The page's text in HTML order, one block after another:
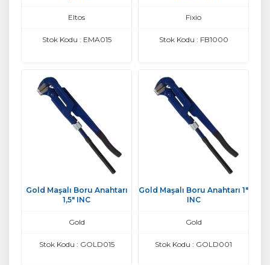
Eltos
Stok Kodu : EMA015
Fixio
Stok Kodu : FB1000
Gold Maşalı Boru Anahtarı
1,5" INC
Gold
Stok Kodu : GOLD015
Gold Maşalı Boru Anahtarı 1"
INC
Gold
Stok Kodu : GOLD001